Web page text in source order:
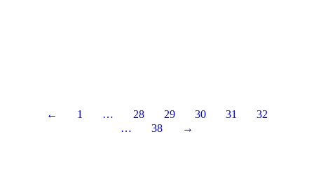
← 1 … 28 29 30 31
32
…
38 →